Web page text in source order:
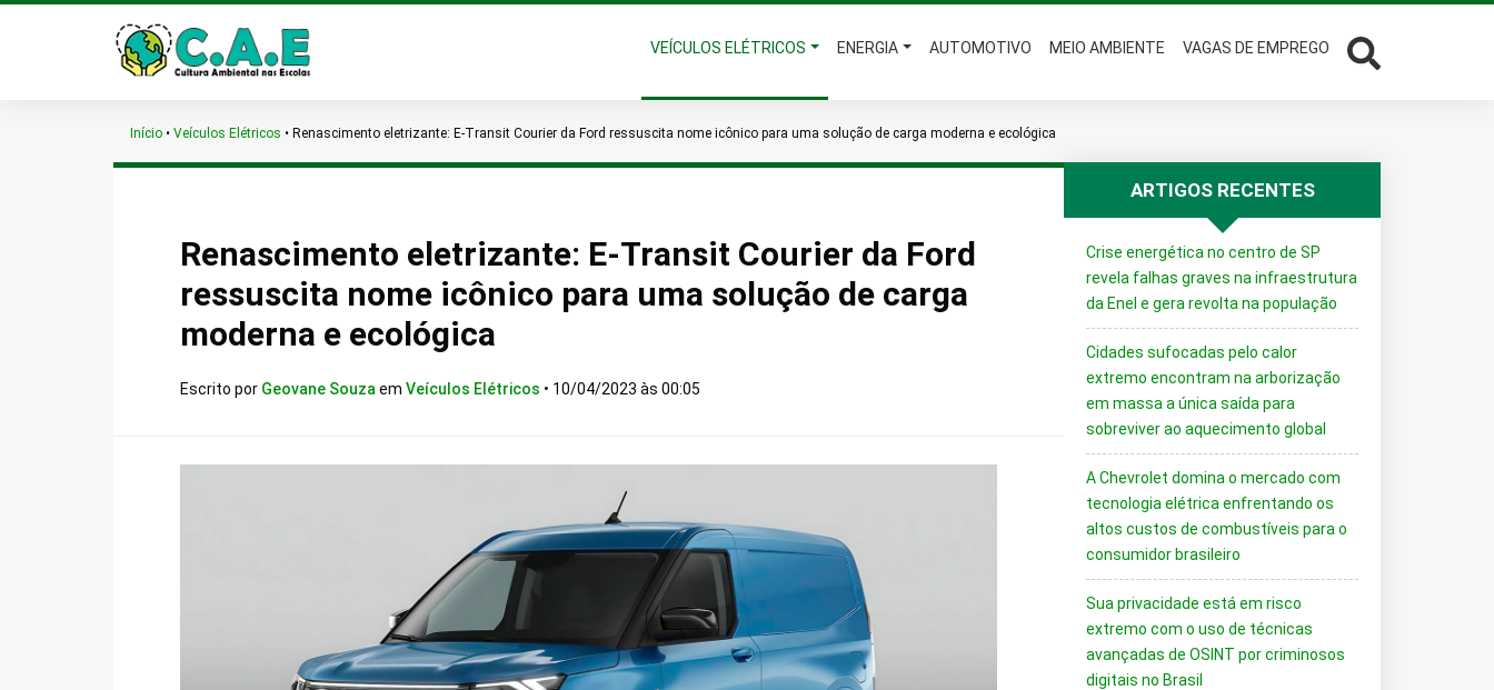
VEÍCULOS ELÉTRICOS ENERGIA AUTOMOTIVO MEIO AMBIENTE VAGAS DE EMPREGO
Início • Veículos Elétricos • Renascimento eletrizante: E-Transit Courier da Ford ressuscita nome icônico para uma solução de carga moderna e ecológica
Renascimento eletrizante: E-Transit Courier da Ford
ressuscita nome icônico para uma solução de carga
moderna e ecológica
Escrito por Geovane Souza em Veículos Elétricos • 10/04/2023 às 00:05
ARTIGOS RECENTES
Crise energética no centro de SP
revela falhas graves na infraestrutura
da Enel e gera revolta na população
Cidades sufocadas pelo calor
extremo encontram na arborização
em massa a única saída para
sobreviver ao aquecimento global
A Chevrolet domina o mercado com
tecnologia elétrica enfrentando os
altos custos de combustíveis para o
consumidor brasileiro
Sua privacidade está em risco
extremo com o uso de técnicas
avançadas de OSINT por criminosos
digitais no Brasil